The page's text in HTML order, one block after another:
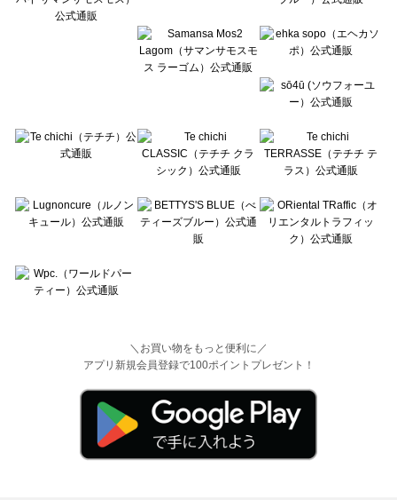
Wpc.（ワールドパーティー）のタイツ・靴下一覧
＼お買い物をもっと便利に／
アプリ新規会員登録で100ポイントプレゼント！